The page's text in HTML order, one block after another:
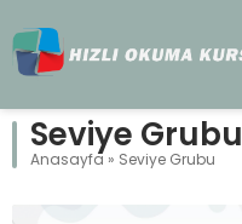
Seviye Grubu
Anasayfa » Seviye Grubu